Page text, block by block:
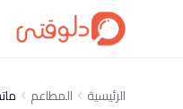
الرئيسية المطاعم